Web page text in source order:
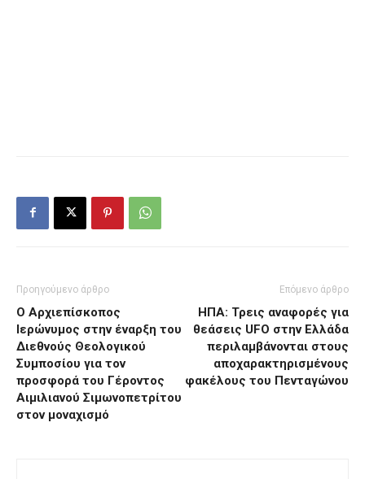
Προηγούμενο άρθρο
Ο Αρχιεπίσκοπος
Ιερώνυμος στην έναρξη του
Διεθνούς Θεολογικού
Συμποσίου για τον
προσφορά του Γέροντος
Αιμιλιανού Σιμωνοπετρίτου
στον μοναχισμό
Επόμενο άρθρο
ΗΠΑ: Τρεις αναφορές για
θεάσεις UFO στην Ελλάδα
περιλαμβάνονται στους
αποχαρακτηρισμένους
φακέλους του Πενταγώνου